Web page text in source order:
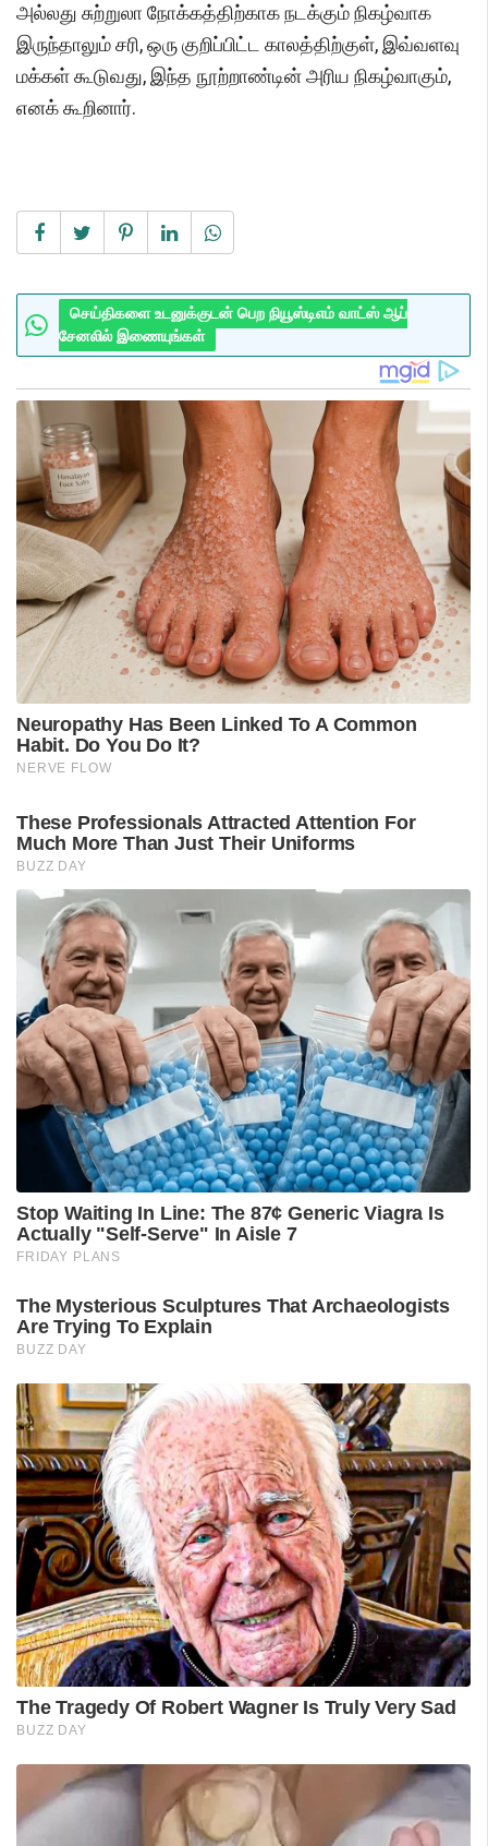
அல்லது சுற்றுலா நோக்கத்திற்காக நடக்கும் நிகழ்வாக
இருந்தாலும் சரி, ஒரு குறிப்பிட்ட காலத்திற்குள், இவ்வளவு
மக்கள் கூடுவது, இந்த நூற்றாண்டின் அரிய நிகழ்வாகும்,
எனக் கூறினார்.
செய்திகளை உடனுக்குடன் பெற நியூஸ்டிஎம் வாட்ஸ் ஆப்
சேனலில் இணையுங்கள்